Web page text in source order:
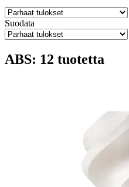
Suodata
ABS: 12 tuotetta